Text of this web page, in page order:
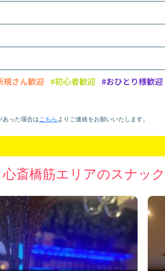
規さん歓迎 #初心者歓迎 #おひとり様歓迎
あった場合はこちら より ご連絡をお願いいたします。
心斎橋筋エリアのスナック